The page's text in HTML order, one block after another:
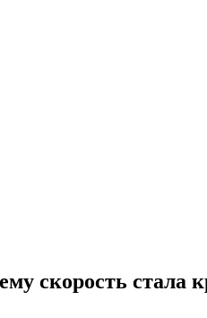
скорость стала